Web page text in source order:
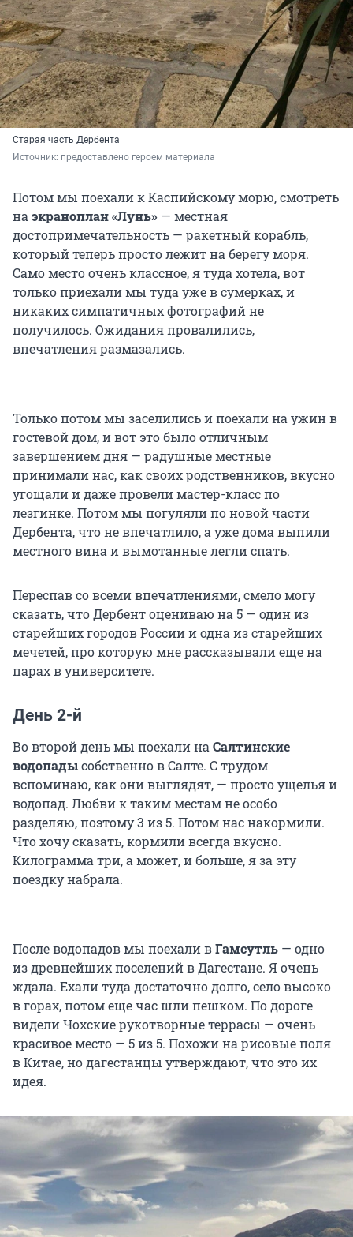
Старая часть Дербента
Источник: предоставлено героем материала
Потом мы поехали к Каспийскому морю, смотреть
на экраноплан «Лунь» — местная
достопримечательность — ракетный корабль,
который теперь просто лежит на берегу моря.
Само место очень классное, я туда хотела, вот
только приехали мы туда уже в сумерках, и
никаких симпатичных фотографий не
получилось. Ожидания провалились,
впечатления размазались.
Только потом мы заселились и поехали на ужин в
гостевой дом, и вот это было отличным
завершением дня — радушные местные
принимали нас, как своих родственников, вкусно
угощали и даже провели мастер-класс по
лезгинке. Потом мы погуляли по новой части
Дербента, что не впечатлило, а уже дома выпили
местного вина и вымотанные легли спать.
Переспав со всеми впечатлениями, смело могу
сказать, что Дербент оцениваю на 5 — один из
старейших городов России и одна из старейших
мечетей, про которую мне рассказывали еще на
парах в университете.
День 2-й
Во второй день мы поехали на Салтинские
водопадысобственно в Салте. С трудом
вспоминаю, как они выглядят, — просто ущелья и
водопад. Любви к таким местам не особо
разделяю, поэтому 3 из 5. Потом нас накормили.
Что хочу сказать, кормили всегда вкусно.
Килограмма три, а может, и больше, я за эту
поездку набрала.
После водопадов мы поехали вГамсутль — одно
из древнейших поселений в Дагестане. Я очень
ждала. Ехали туда достаточно долго, село высоко
в горах, потом еще час шли пешком. По дороге
видели Чохские рукотворные террасы — очень
красивое место — 5 из 5. Похожи на рисовые поля
в Китае, но дагестанцы утверждают, что это их
идея.